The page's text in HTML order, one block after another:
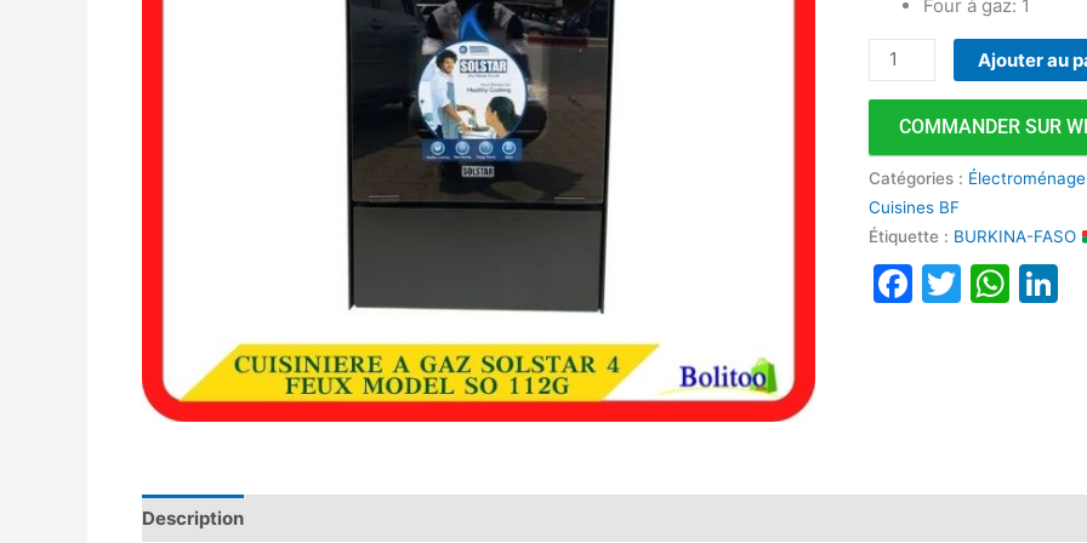
Four à gaz: 1
Ajouter au
COMMANDER SUR
Catégories :
Cuisines BF
Étiquette : BURKINA-FASO
Description